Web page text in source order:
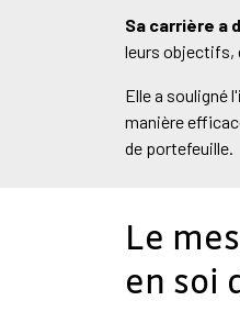
Sa carrière a
leurs objectifs,
Elle a souligné
manière
de portefeuille.
Le
en soi